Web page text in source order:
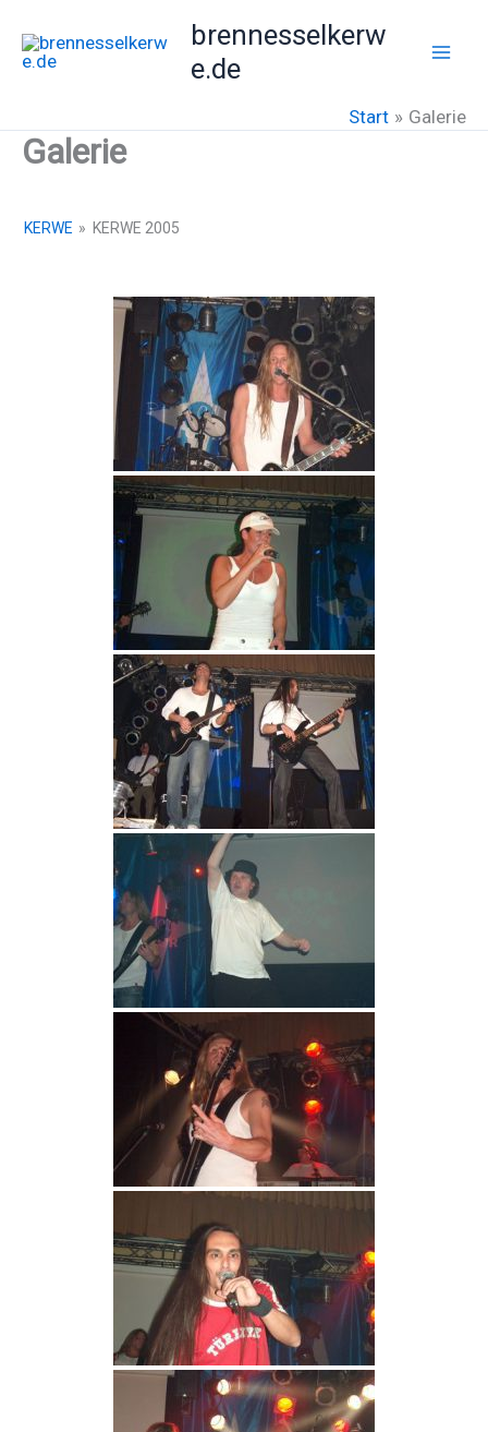
Inhalt
brennesselkerw
e.de
Start Galerie
Galerie
KERWE » KERWE 2005